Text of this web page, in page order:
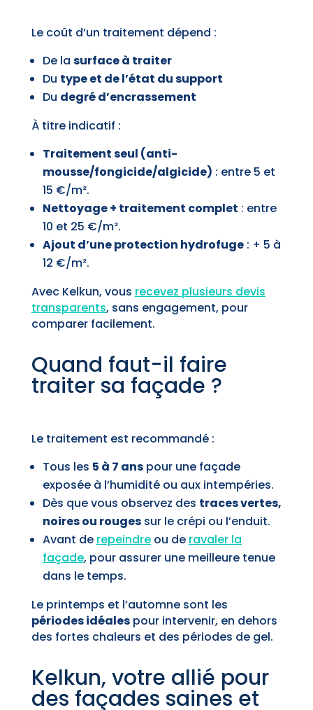
Le coût d’un traitement dépend :
De la surface à traiter
Du type et de l’état du support
Du degré d’encrassement
À titre indicatif :
Traitement seul (anti-
mousse/fongicide/algicide) : entre 5 et
15 €/m².
Nettoyage + traitement complet : entre
10 et 25 €/m².
Ajout d’une protection hydrofuge: + 5 à
12 €/m².
Avec Kelkun, vous recevez plusieurs devis
transparents, sans engagement, pour
comparer facilement.
Quand faut-il faire
traiter sa façade ?
Le traitement est recommandé :
Tous les 5 à 7 anspour une façade
exposée à l’humidité ou aux intempéries.
Dès que vous observez des traces vertes,
noires ou rougessur le crépi ou l’enduit.
Avant de repeindreou de ravaler la
façade, pour assurer une meilleure tenue
dans le temps.
Le printemps et l’automne sont les
périodes idéalespour intervenir, en dehors
des fortes chaleurs et des périodes de gel.
Kelkun, votre allié pour
des façades saines et